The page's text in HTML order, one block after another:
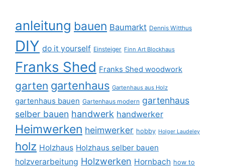
anleitung bauen Baumarkt Dennis Witthus
DIY do it yourself Einsteiger Finn Art Blockhaus
Franks Shed Franks Shed woodwork
garten gartenhaus Gartenhaus aus Holz
gartenhaus bauen Gartenhaus modern gartenhaus
selber bauen handwerk handwerker
Heimwerken heimwerker hobby Holger Laudeley
holz Holzhaus Holzhaus selber bauen
holzverarbeitung Holzwerken Hornbach how to